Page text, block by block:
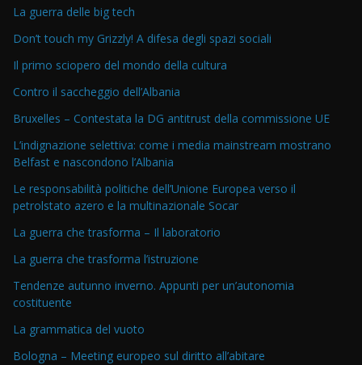
La guerra delle big tech
Don’t touch my Grizzly! A difesa degli spazi sociali
Il primo sciopero del mondo della cultura
Contro il saccheggio dell’Albania
Bruxelles – Contestata la DG antitrust della commissione UE
L’indignazione selettiva: come i media mainstream mostrano
Belfast e nascondono l’Albania
Le responsabilità politiche dell’Unione Europea verso il
petrolstato azero e la multinazionale Socar
La guerra che trasforma – Il laboratorio
La guerra che trasforma l’istruzione
Tendenze autunno inverno. Appunti per un’autonomia
costituente
La grammatica del vuoto
Bologna – Meeting europeo sul diritto all’abitare